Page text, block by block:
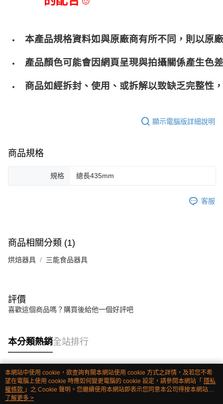
本產品規格資料如與原廠商有所不同，則以原
產品顏色可能會因網頁呈現與拍攝關係產生色
商品如經拆封、使用、或拆解以致缺乏完整性
顯示電腦版詳細說明
商品規格
規格 總長435mm
客服
商品相關分類 (1)
烘焙器具 三能食品器具
評價
喜歡這個商品嗎？購買後給他一個好評吧
本分類熱銷全站排行
熱門標籤
本網站中使用 cookie，欲查詢有關本網站使用 cookie 方式之詳情，及若您不希
望在電腦上使用 cookie 時應如何變更電腦的 cookie 設定，請參閱本網站「 隱私
權條款 」之 Cookie 聲明。您繼續使用本網站即表示您同意本公司得按本網站使
用條款之 Cookie 聲明使用 cookie。
了解更多 >